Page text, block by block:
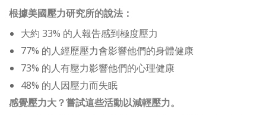
根據美國壓力研究所的說法：
大約 33% 的人報告感到極度壓力
77% 的人經歷壓力會影響他們的身體健康
73% 的人有壓力影響他們的心理健康
48% 的人因壓力而失眠
感覺壓力大？嘗試這些活動以減輕壓力。